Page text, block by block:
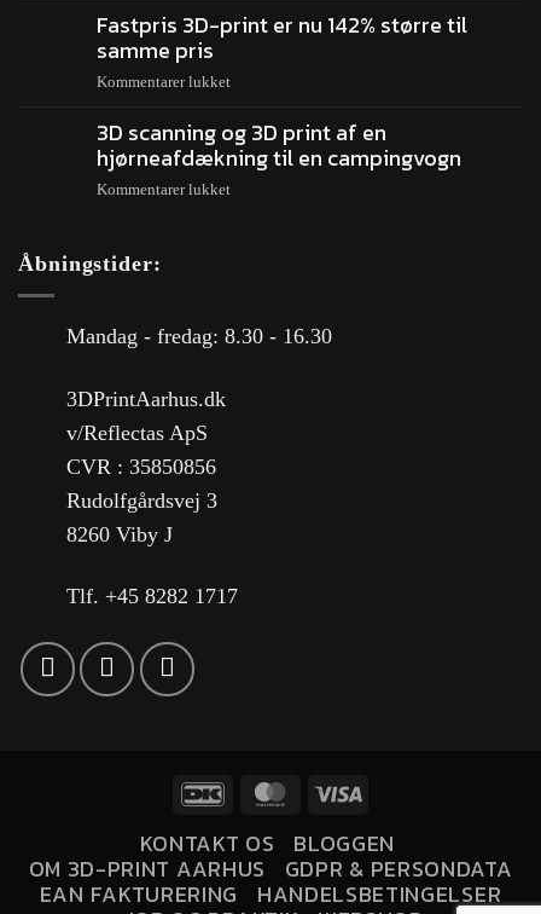
Fastpris 3D-print er nu 142% større til
samme pris
Kommentarer lukket
3D scanning og 3D print af en
hjørneafdækning til en campingvogn
Kommentarer lukket
Åbningstider:
Mandag - fredag: 8.30 - 16.30
3DPrintAarhus.dk
v/Reflectas ApS
CVR : 35850856
Rudolfgårdsvej 3
8260 Viby J
Tlf. +45 8282 1717
KONTAKT OS BLOGGEN
OM 3D-PRINT AARHUS GDPR & PERSONDATA
EAN FAKTURERING HANDELSBETINGELSER